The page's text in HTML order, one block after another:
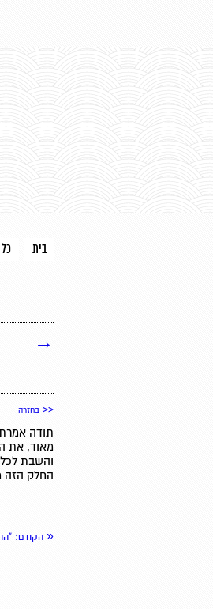
בית
→
<< בחזרה
תודה
מאוד, את
והשבת
החלק הזה
« הקודם: